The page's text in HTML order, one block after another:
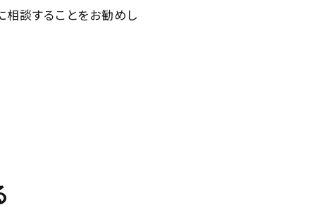
談することをお勧めし